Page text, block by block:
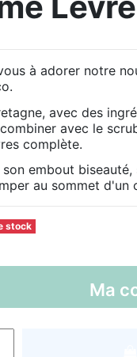
à adorer notre
avec des
avec le
complète.
embout
au sommet d'un
stock
Ma